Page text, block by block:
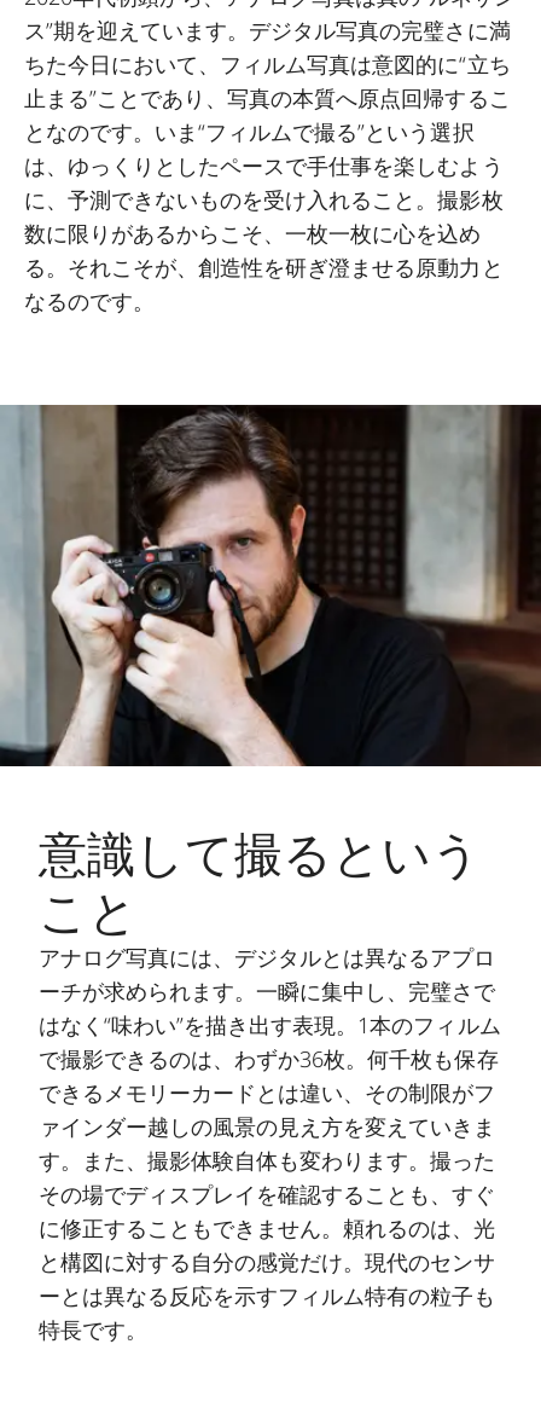
ス”期を迎えています。デジタル写真の完璧さに満
ちた今日において、フィルム写真は意図的に“立ち
止まる”ことであり、写真の本質へ原点回帰するこ
となのです。いま“フィルムで撮る”という選択
は、ゆっくりとしたペースで手仕事を楽しむよう
に、予測できないものを受け入れること。撮影枚
数に限りがあるからこそ、一枚一枚に心を込め
る。それこそが、創造性を研ぎ澄ませる原動力と
なるのです。
意識して撮るという
こと
アナログ写真には、デジタルとは異なるアプロ
ーチが求められます。一瞬に集中し、完璧さで
はなく“味わい”を描き出す表現。1本のフィルム
で撮影できるのは、わずか36枚。何千枚も保存
できるメモリーカードとは違い、その制限がフ
ァインダー越しの風景の見え方を変えていきま
す。また、撮影体験自体も変わります。撮った
その場でディスプレイを確認することも、すぐ
に修正することもできません。頼れるのは、光
と構図に対する自分の感覚だけ。現代のセンサ
ーとは異なる反応を示すフィルム特有の粒子も
特長です。